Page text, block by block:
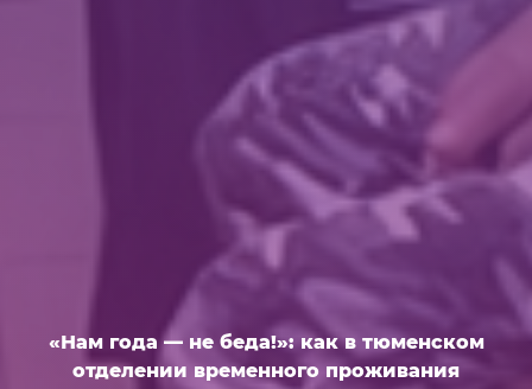
«Нам года — не беда!»: как в тюменском
отделении временного проживания